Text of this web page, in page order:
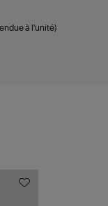
à l'unité)